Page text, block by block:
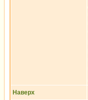
Наверх